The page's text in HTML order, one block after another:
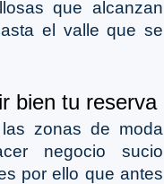
que alcanzan
el valle que se
bien tu reserva
zonas de moda
negocio sucio
por ello que antes